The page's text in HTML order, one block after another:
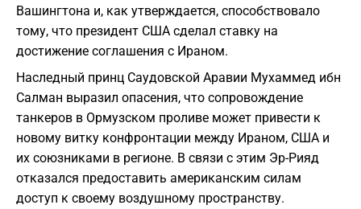
Вашингтона и, как утверждается, способствовало
тому, что президент США сделал ставку на
достижение соглашения с Ираном.
Наследный принц Саудовской Аравии Мухаммед ибн
Салман выразил опасения, что сопровождение
танкеров в Ормузском проливе может привести к
новому витку конфронтации между Ираном, США и
их союзниками в регионе. В связи с этим Эр-Рияд
отказался предоставить американским силам
доступ к своему воздушному пространству.